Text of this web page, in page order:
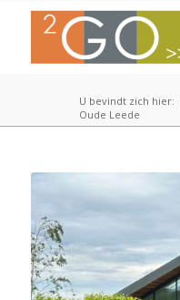
U bevindt zich hier:
Oude Leede